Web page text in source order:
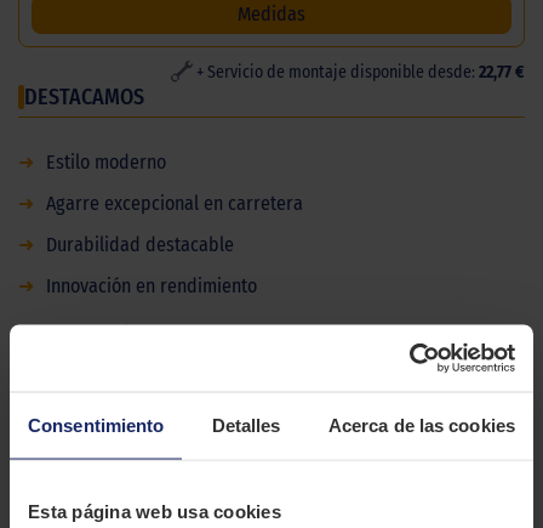
Consentimiento Detalles Acerca de las cookies
Esta página web usa cookies
Medidas
+ Servicio de montaje disponible desde: 22,77 €
DESTACAMOS
➜
Estilo moderno
➜ Agarre excepcional en carretera
➜
Durabilidad destacable
➜
Innovación en rendimiento
Experimenta el futuro de la movilidad con el Michelin S1.
Diseñado para los amantes de la velocidad y el estilo en la isla,
excepcional en cada giro. Domina la carretera con confianza